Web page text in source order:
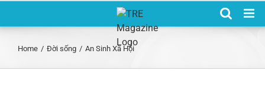
Home / Đời sống / An Sinh Xã Hội